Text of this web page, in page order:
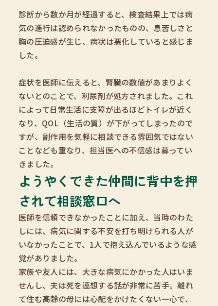
診断から数か月が経過すると、検査結果上では病
気の進行は認められなかったものの、息苦しさと
胸の圧迫感が生じ、病状は悪化していると感じま
した。
症状を医師に伝えると、腎臓の数値があまりよく
ないとのことで、利尿剤が処方されました。これ
によって日常生活に支障が出るほどトイレが近く
なり、QOL（生活の質）が下がってしまったので
すが、副作用を気軽に相談できる雰囲気ではない
ことなども重なり、担当医への不信感は募ってい
きました。
ようやくできた仲間に背中を押
されて相談窓口へ
医師を信頼できなかったことに加え、当時のわた
しには、病気に関する不安を打ち明けられる人が
いなかったことで、1人で抱え込んでいるような感
覚がありました。
家族や友人には、大きな病気にかかった人はいま
せんし、夫は死を連想する話が非常に苦手。離れ
て住む高齢の母には心配をかけたくない一心で、